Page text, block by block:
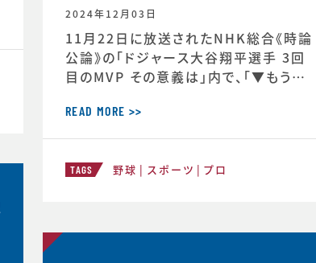
2024年12月03日
11月22日に放送されたNHK総合《時論
公論》の「ドジャース大谷翔平選手 3回
目のMVP その意義は」内で、「▼もうひと
と「▼今シーズン大谷選手の活躍が示唆
したこと」のコーナーで、スポーツ心理学
放送内容はこちら↓https://www.nh
READ MORE >>
TAGS 野球 スポーツ プロ